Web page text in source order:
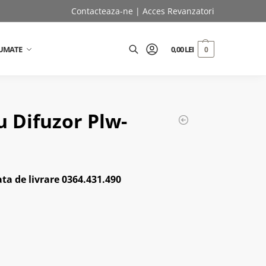
Contacteaza-ne | Acces Revanzatori
0,00LEI 0
Difuzor Plw-
de livrare 0364.431.490